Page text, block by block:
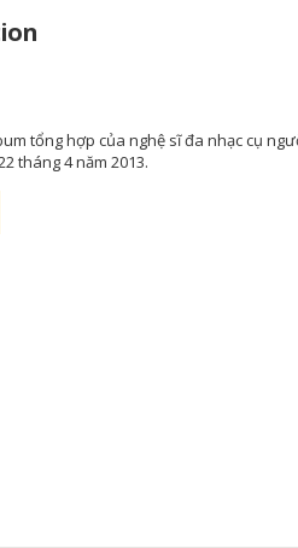
tổng hợp của nghệ sĩ đa nhạc cụ
tháng 4 năm 2013.